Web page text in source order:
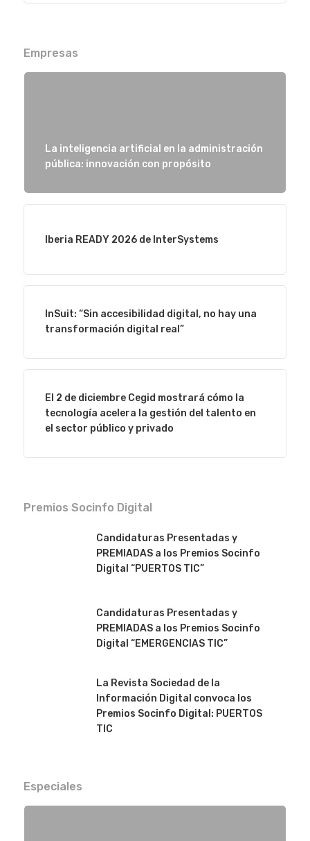
Empresas
La inteligencia artificial en la administración
pública: innovación con propósito
Iberia READY 2026 de InterSystems
InSuit: “Sin accesibilidad digital, no hay una
transformación digital real”
El 2 de diciembre Cegid mostrará cómo la
tecnología acelera la gestión del talento en
el sector público y privado
Premios Socinfo Digital
Candidaturas Presentadas y
PREMIADAS a los Premios Socinfo
Digital “PUERTOS TIC”
Candidaturas Presentadas y
PREMIADAS a los Premios Socinfo
Digital “EMERGENCIAS TIC”
La Revista Sociedad de la
Información Digital convoca los
Premios Socinfo Digital: PUERTOS
TIC
Especiales